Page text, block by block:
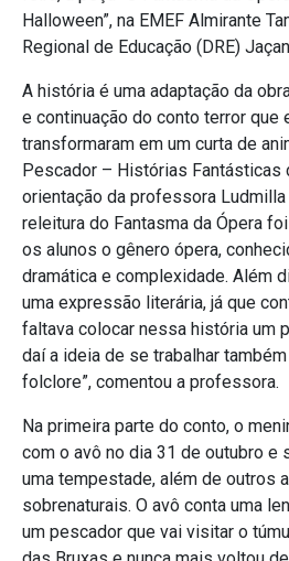
Halloween”, na EMEF Almirante
Regional de Educação (DRE)
A história é uma adaptação da
e continuação do conto terror que
transformaram em um curta de
Pescador – Histórias Fantásticas
orientação da professora Ludmilla
releitura do Fantasma da Ópera
os alunos o gênero ópera,
dramática e complexidade. Além
uma expressão literária, já que
faltava colocar nessa história um
daí a ideia de se trabalhar
folclore”, comentou a professora.
Na primeira parte do conto, o
com o avô no dia 31 de outubro e
uma tempestade, além de outros
sobrenaturais. O avô conta uma
um pescador que vai visitar o